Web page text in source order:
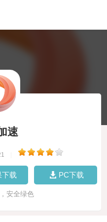
速
下载 PC下载
安全绿色